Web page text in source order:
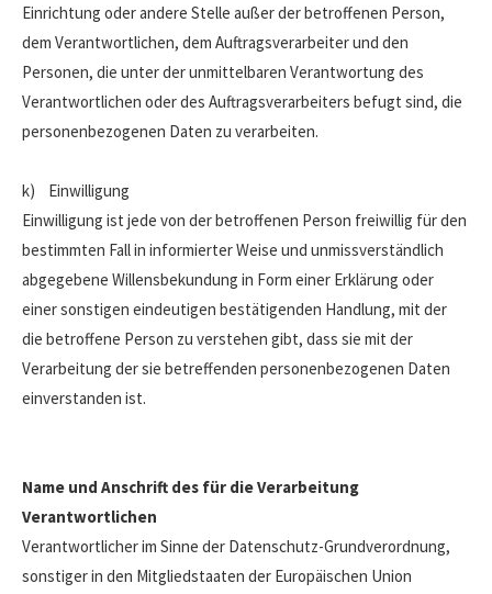
Einrichtung oder andere Stelle außer der betroffenen Person,
dem Verantwortlichen, dem Auftragsverarbeiter und den
Personen, die unter der unmittelbaren Verantwortung des
Verantwortlichen oder des Auftragsverarbeiters befugt sind, die
personenbezogenen Daten zu verarbeiten.
k) Einwilligung
Einwilligung ist jede von der betroffenen Person freiwillig für den
bestimmten Fall in informierter Weise und unmissverständlich
abgegebene Willensbekundung in Form einer Erklärung oder
einer sonstigen eindeutigen bestätigenden Handlung, mit der
die betroffene Person zu verstehen gibt, dass sie mit der
Verarbeitung der sie betreffenden personenbezogenen Daten
einverstanden ist.
Name und Anschrift des für die Verarbeitung
Verantwortlichen
Verantwortlicher im Sinne der Datenschutz-Grundverordnung,
sonstiger in den Mitgliedstaaten der Europäischen Union